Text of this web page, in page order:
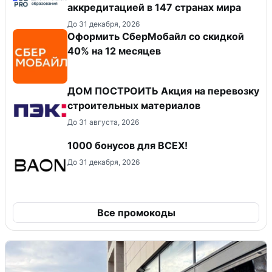
аккредитацией в 147 странах мира
До 31 декабря, 2026
Оформить СберМобайл со скидкой
40% на 12 месяцев
ДОМ ПОСТРОИТЬ Акция на перевозку
строительных материалов
До 31 августа, 2026
1000 бонусов для ВСЕХ!
До 31 декабря, 2026
Все промокоды